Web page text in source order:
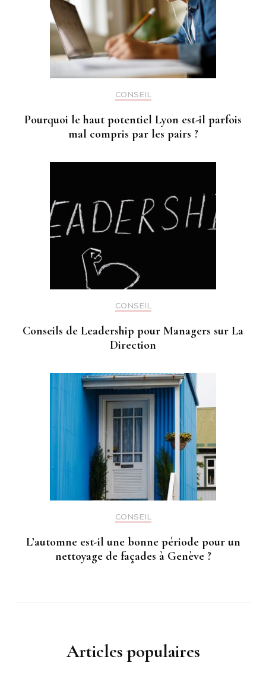
CONSEIL
Pourquoi le haut potentiel Lyon est-il parfois
mal compris par les pairs ?
CONSEIL
Conseils de Leadership pour Managers sur La
Direction
CONSEIL
L’automne est-il une bonne période pour un
nettoyage de façades à Genève ?
Articles populaires